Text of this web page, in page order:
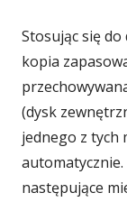
Stosując się
kopia
(dysk
jednego z tych
automatycznie.
następujące